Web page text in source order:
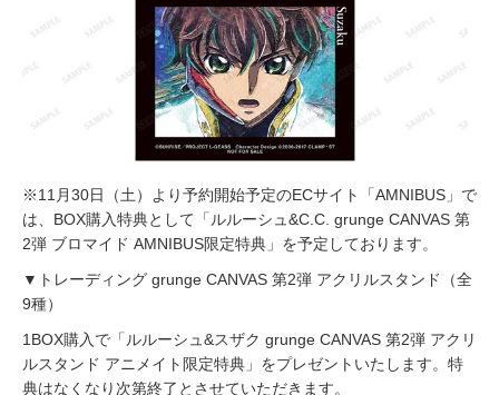
※11月30日（土）より予約開始予定のECサイト「AMNIBUS」で
は、BOX購入特典として「ルルーシュ&C.C. grunge CANVAS 第
2弾 ブロマイド AMNIBUS限定特典」を予定しております。
▼トレーディング grunge CANVAS 第2弾 アクリルスタンド（全
9種）
1BOX購入で「ルルーシュ&スザク grunge CANVAS 第2弾 アクリ
ルスタンド アニメイト限定特典」をプレゼントいたします。特
典はなくなり次第終了とさせていただきます。